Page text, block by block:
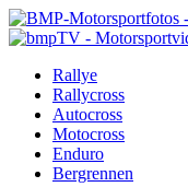
Rallye
Rallycross
Autocross
Motocross
Enduro
Bergrennen